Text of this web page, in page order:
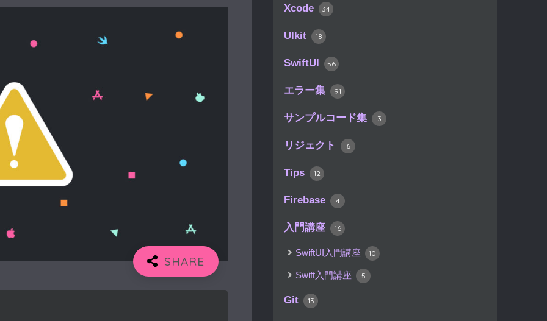
Xcode 34
UIkit 18
SwiftUI 56
エラー集 91
サンプルコード集 3
リジェクト 6
Tips 12
Firebase 4
入門講座 16
SwiftUI入門講座 10
Swift入門講座 5
Git 13